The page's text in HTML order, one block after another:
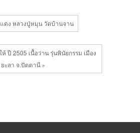
แดง หลวงปู่หมุน วัดบ้านจาน
ปี 2505 เนื้อว่าน รุ่นพินัยกรรม เมือง
ยะลา จ.ปัตตานี »